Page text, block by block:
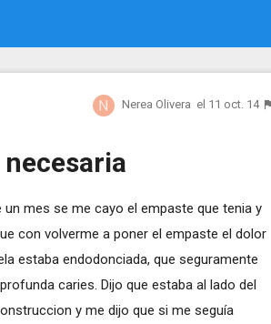
Nerea Olivera el 11 oct. 14
mes se me cayo el empaste que tenia y
con volverme a poner el empaste el dolor
estaba endodonciada, que seguramente
caries. Dijo que estaba al lado del
y me dijo que si me seguía